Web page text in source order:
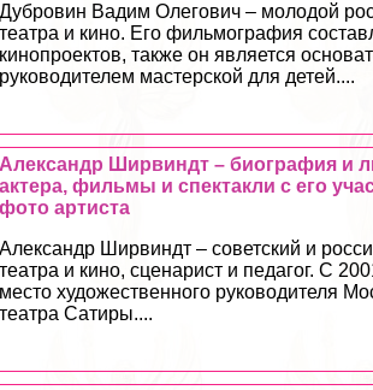
Дубровин Вадим Олегович – молодой
театра и кино. Его фильмография
кинопроектов, также он является
руководителем мастерской для детей....
Александр Ширвиндт – биография и
актера, фильмы и спектакли с его
фото артиста
Александр Ширвиндт – советский и
театра и кино, сценарист и педагог. С
место художественного руководителя
театра Сатиры....